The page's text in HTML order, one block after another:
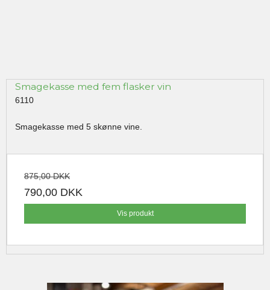
Smagekasse med fem flasker vin
6110
Smagekasse med 5 skønne vine.
875,00 DKK
790,00 DKK
Vis produkt